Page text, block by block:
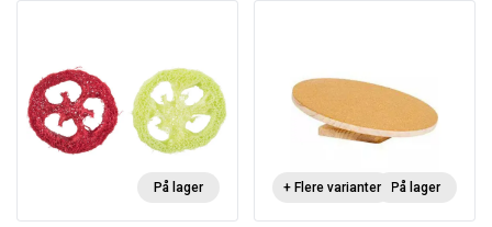
På lager På lager
+ Flere varianter